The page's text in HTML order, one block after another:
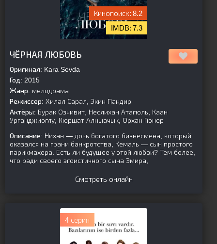
8.2
7.3
ЧЁРНАЯ ЛЮБОВЬ
Оригинал: Kara Sevda
Год: 2015
Жанр: мелодрама
Режиссер: Хилал Сарал, Экин Пандир
Актёры: Бурак Озчивит, Неслихан Атагюль, Каан
Урганджиоглу, Кюршат Алныачык, Орхан Гюнер
Описание: Нихан — дочь богатого бизнесмена, который
оказался на грани банкротства, Кемаль — сын простого
парикмахера. Есть ли будущее у этой любви? Тем более,
что ради своего эгоистичного сына Эмира,
Смотреть онлайн
4 серия